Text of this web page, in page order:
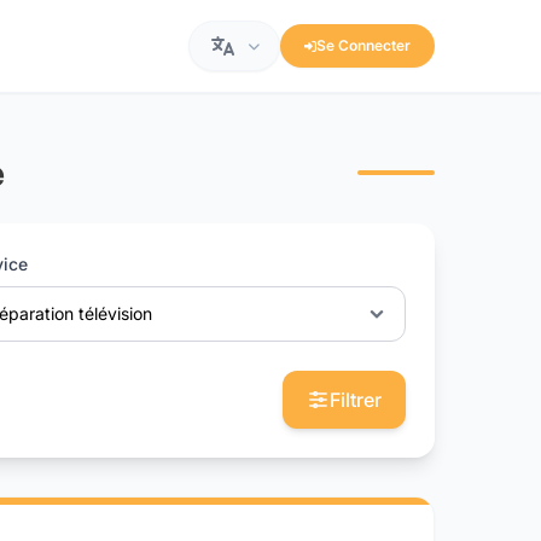
Se Connecter
télévision
Filtrer